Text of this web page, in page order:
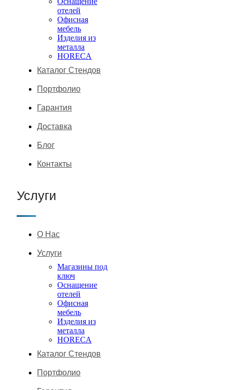
отелей
Офисная
мебель
Изделия из
металла
HORECA
Каталог Стендов
Портфолио
Гарантия
Доставка
Блог
Контакты
Услуги
О Нас
Услуги
Магазины под
ключ
Оснащение
отелей
Офисная
мебель
Изделия из
металла
HORECA
Каталог Стендов
Портфолио